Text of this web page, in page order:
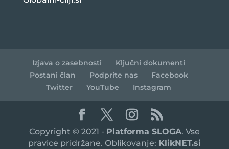
Izjava o zasebnosti
Ključni dokumenti
Postani član
Podprite nas
Facebook
Twitter
YouTube Instagram
Copyright © 2021 - Platforma SLOGA. Vse
pravice pridržane. Oblikovanje: KlikNET.si